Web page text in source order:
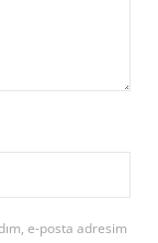
e-posta adresim